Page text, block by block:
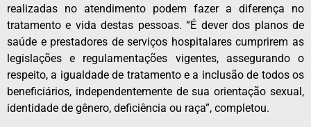
realizadas no atendimento podem fazer a diferença no
tratamento e vida destas pessoas. “É dever dos planos de
saúde e prestadores de serviços hospitalares cumprirem as
legislações e regulamentações vigentes, assegurando o
respeito, a igualdade de tratamento e a inclusão de todos os
beneficiários, independentemente de sua orientação sexual,
identidade de gênero, deficiência ou raça”, completou.